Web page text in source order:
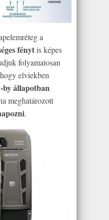
a
fénytis képes
folyamatosan
elviekben
by állapotban
meghatározott
.